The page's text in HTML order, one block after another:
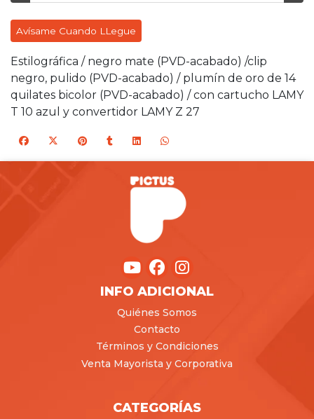
Avísame Cuando LLegue
Estilográfica / negro mate (PVD-acabado) /clip
negro, pulido (PVD-acabado) / plumín de oro de 14
quilates bicolor (PVD-acabado) / con cartucho LAMY
T 10 azul y convertidor LAMY Z 27
INFO ADICIONAL
Quiénes Somos
Contacto
Términos y Condiciones
Venta Mayorista y Corporativa
CATEGORÍAS